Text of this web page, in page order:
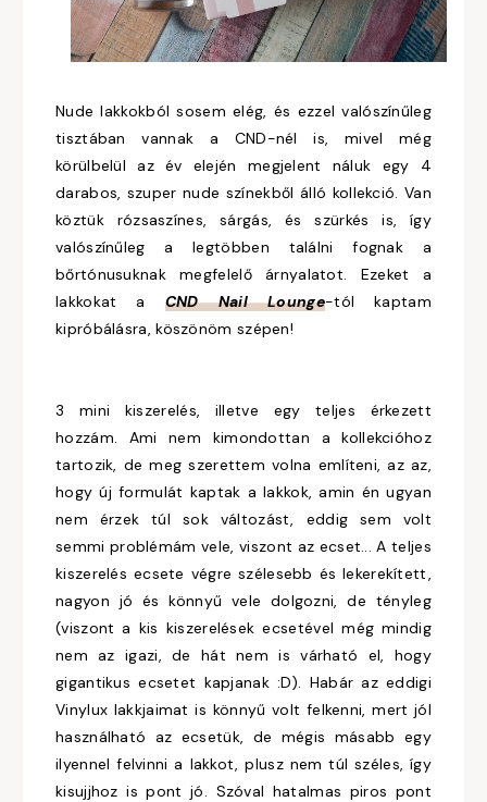
Nude lakkokból sosem elég, és ezzel valószínűleg
tisztában vannak a CND-nél is, mivel még
körülbelül az év elején megjelent náluk egy 4
darabos, szuper nude színekből álló kollekció. Van
köztük rózsaszínes, sárgás, és szürkés is, így
valószínűleg a legtöbben találni fognak a
bőrtónusuknak megfelelő árnyalatot. Ezeket a
lakkokat a CND Nail Lounge-tól kaptam
kipróbálásra, köszönöm szépen!
3 mini kiszerelés, illetve egy teljes érkezett
hozzám. Ami nem kimondottan a kollekcióhoz
tartozik, de meg szerettem volna említeni, az az,
hogy új formulát kaptak a lakkok, amin én ugyan
nem érzek túl sok változást, eddig sem volt
semmi problémám vele, viszont az ecset... A teljes
kiszerelés ecsete végre szélesebb és lekerekített,
nagyon jó és könnyű vele dolgozni, de tényleg
(viszont a kis kiszerelések ecsetével még mindig
nem az igazi, de hát nem is várható el, hogy
gigantikus ecsetet kapjanak :D). Habár az eddigi
Vinylux lakkjaimat is könnyű volt felkenni, mert jól
használható az ecsetük, de mégis másabb egy
ilyennel felvinni a lakkot, plusz nem túl széles, így
kisujjhoz is pont jó. Szóval hatalmas piros pont